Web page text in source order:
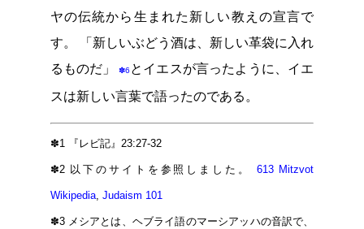
ヤの伝統から生まれた新しい教えの宣言で
す。 「新しいぶどう酒は、新しい革袋に入れ
るものだ」
✽6 とイエスが言ったように、イエ
スは新しい言葉で語ったのである。
✽1 『レビ記』23:27-32
✽2以下のサイトを参照しました。 613 Mitzvot
Wikipedia, Judaism 101
✽3メシアとは、ヘブライ語のマーシアッハの音訳で、